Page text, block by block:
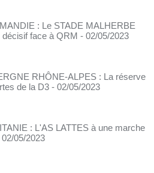
: Le STADE MALHERBE
décisif face à QRM - 02/05/2023
RHÔNE-ALPES : La réserve
de la D3 - 02/05/2023
: L'AS LATTES à une marche
02/05/2023